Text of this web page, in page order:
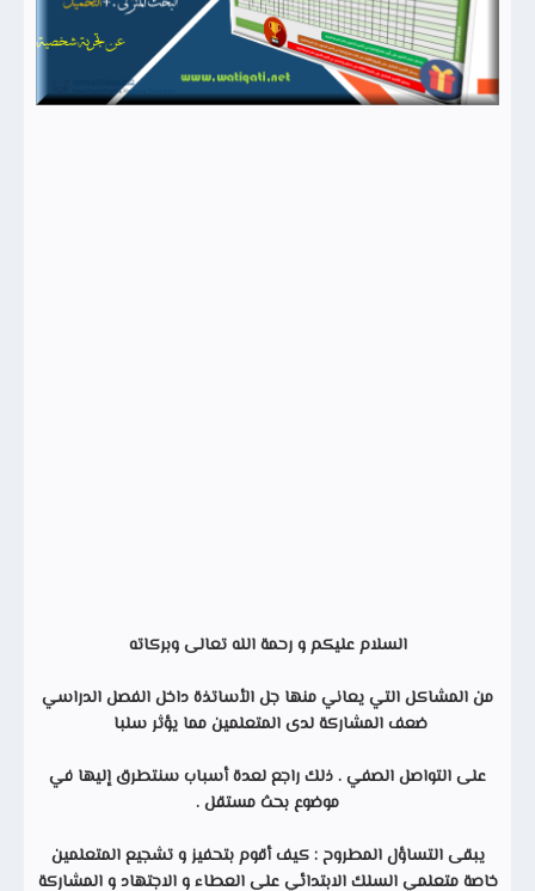
السلام عليكم و رحمة الله تعالى وبركاته
من المشاكل التي يعاني منها جل الأساتذة داخل الفصل الدراسي
ضعف المشاركة لدى المتعلمين مما يؤثر سلبا
على التواصل الصفي . ذلك راجع لعدة أسباب سنتطرق إليها في
موضوع بحث مستقل .
يبقى التساؤل المطروح : كيف أقوم بتحفيز و تشجيع المتعلمين
خاصة متعلمي السلك الابتدائي على العطاء و الاجتهاد و المشاركة